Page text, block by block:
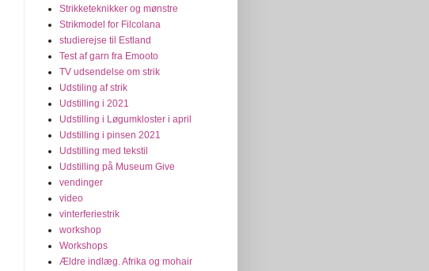
Strikketeknikker og mønstre
Strikmodel for Filcolana
studierejse til Estland
Test af garn fra Emooto
TV udsendelse om strik
Udstiling af strik
Udstilling i 2021
Udstilling i Løgumkloster i april
Udstilling i pinsen 2021
Udstilling med tekstil
Udstilling på Museum Give
vendinger
video
vinterferiestrik
workshop
Workshops
Ældre indlæg. Afrika og mohair